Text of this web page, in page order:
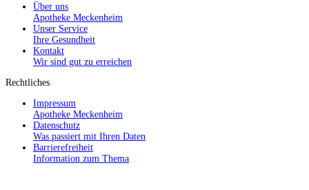
Über uns
Apotheke Meckenheim
Unser Service
Ihre Gesundheit
Kontakt
Wir sind gut zu erreichen
Rechtliches
Impressum
Apotheke Meckenheim
Datenschutz
Was passiert mit Ihren Daten
Barrierefreiheit
Information zum Thema